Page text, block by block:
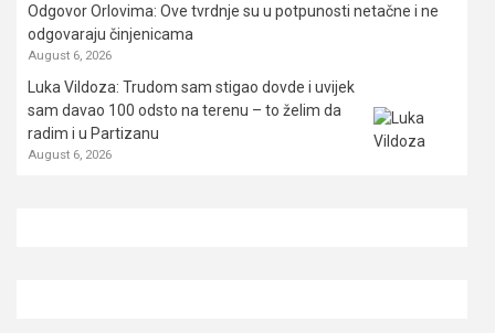
Odgovor Orlovima: ​Ove tvrdnje su u potpunosti netačne i ne
odgovaraju činjenicama
August 6, 2026
Luka Vildoza: Trudom sam stigao dovde i uvijek
sam davao 100 odsto na terenu – to želim da
radim i u Partizanu
August 6, 2026